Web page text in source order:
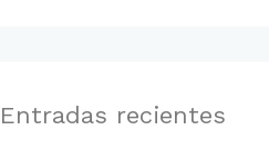
a
Entradas recientes